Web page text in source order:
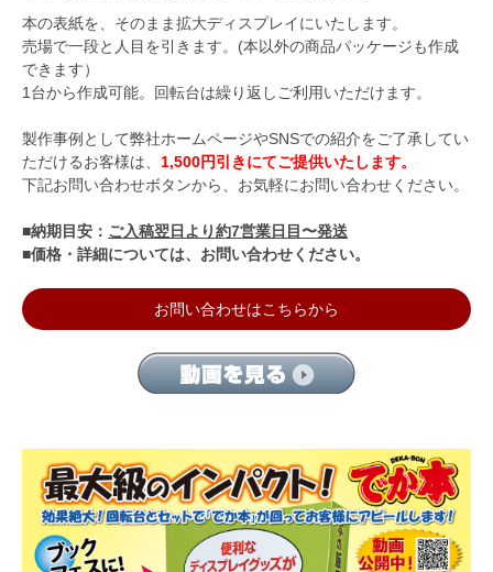
本の表紙を、そのまま拡大ディスプレイにいたします。
売場で一段と人目を引きます。(本以外の商品パッケージも作成
できます）
1台から作成可能。回転台は繰り返しご利用いただけます。
製作事例として弊社ホームページやSNSでの紹介をご了承してい
ただけるお客様は、 1,500円引きにてご提供いたします。
下記お問い合わせボタンから、お気軽にお問い合わせください。
■納期目安： ご入稿翌日より約7営業日目〜発送
■価格・詳細については、お問い合わせください。
お問い合わせはこちらから